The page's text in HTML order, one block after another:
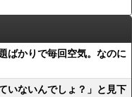
ばかりで毎回空気。なのに
いないんでしょ？」と見下